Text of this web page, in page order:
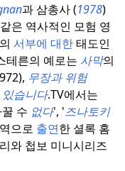
과 삼총사 (1978)
은 역사적인 모험 영
서부에 대한태도인
테른의 예로는 사막의
무장과 위험
있습니다.TV에서는
수 없다', '즈나토키
으로 출연한 셜록 홈
와 첩보 미니시리즈